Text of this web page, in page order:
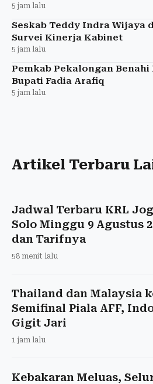
5 jam lalu
Seskab Teddy Indra Wijaya
Survei Kinerja Kabinet
5 jam lalu
Pemkab Pekalongan Benahi
Bupati Fadia Arafiq
5 jam lalu
Artikel Terbaru
Jadwal Terbaru KRL
Solo Minggu 9 Agustus
dan Tarifnya
58 menit lalu
Thailand dan Malaysia
Semifinal Piala AFF,
Gigit Jari
1 jam lalu
Kebakaran Meluas,